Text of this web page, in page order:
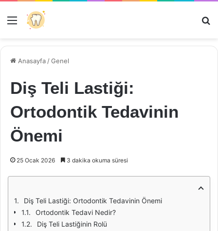
Menü
Anasayfa /Genel
Diş Teli Lastiği:
Ortodontik Tedavinin
Önemi
25 Ocak 2026 3 dakika okuma süresi
Diş Teli Lastiği: Ortodontik Tedavinin Önemi
Ortodontik Tedavi Nedir?
Diş Teli Lastiğinin Rolü